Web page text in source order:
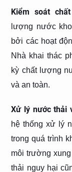
Kiểm soát
lượng nước
bởi các hoạt
Nhà khai thác
kỳ chất lượng
và an toàn.
Xử lý nước thải
hệ thống xử lý
trong quá trình
môi trường
thải nguy hại